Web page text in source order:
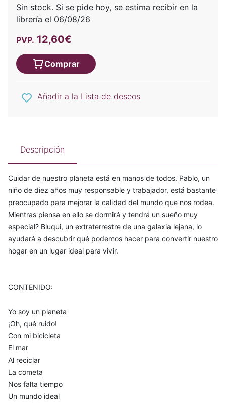
Sin stock. Si se pide hoy, se estima recibir en la
librería el 06/08/26
PVP. 12,60€
Comprar
Añadir a la Lista de deseos
Descripción
Cuidar de nuestro planeta está en manos de todos. Pablo, un
niño de diez años muy responsable y trabajador, está bastante
preocupado para mejorar la calidad del mundo que nos rodea.
Mientras piensa en ello se dormirá y tendrá un sueño muy
especial? Bluqui, un extraterrestre de una galaxia lejana, lo
ayudará a descubrir qué podemos hacer para convertir nuestro
hogar en un lugar ideal para vivir.
CONTENIDO:
Yo soy un planeta
¡Oh, qué ruido!
Con mi bicicleta
El mar
Al reciclar
La cometa
Nos falta tiempo
Un mundo ideal